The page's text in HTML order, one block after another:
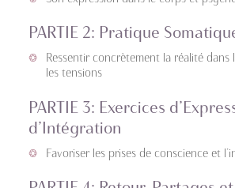
PARTIE 2: Pratique
Ressentir concrètement la réalité dans
les tensions
PARTIE 3: Exercices
d’Intégration
Favoriser les prises de conscience et